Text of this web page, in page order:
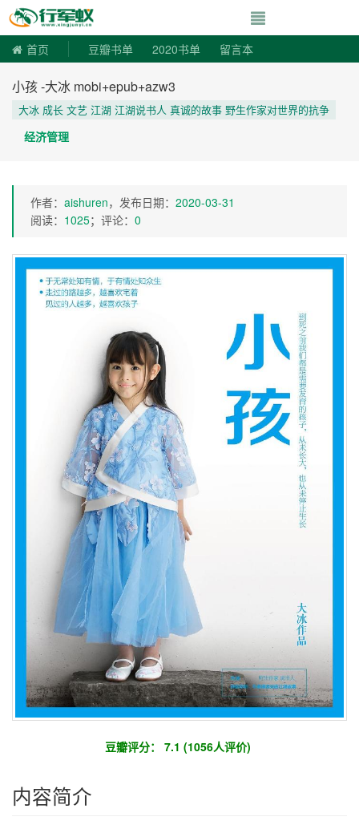
寻书令|走向自
首页 豆瓣书单 2020书单 留言本
小孩 -大冰 mobi+epub+azw3
大冰 成长 文艺 江湖 江湖说书人 真诚的故事 野生作家对世界的抗争
经济管理
作者： aishuren，发布日期： 2020-03-31
阅读： 1025；评论： 0
豆瓣评分： 7.1 (1056人评价)
内容简介